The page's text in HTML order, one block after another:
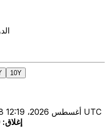
10Y
8 أغسطس 2026، 12:19 UTC - 8 أغسطس 2026، 12:19 UTC
إغلاق: